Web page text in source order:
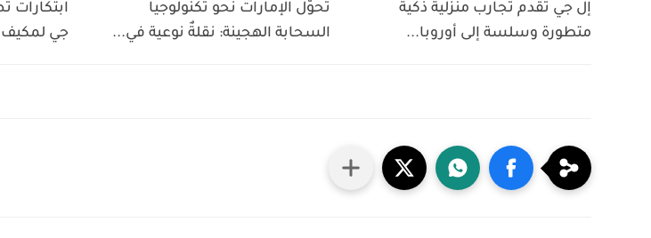
إل جي تقدم تجارب منزلية ذكية
متطورة وسلسة إلى أوروبا...
تحوّل الإمارات نحو تكنولوجيا
السحابة الهجينة: نقلةٌ نوعية في...
ابتكارات
جي لمكيف